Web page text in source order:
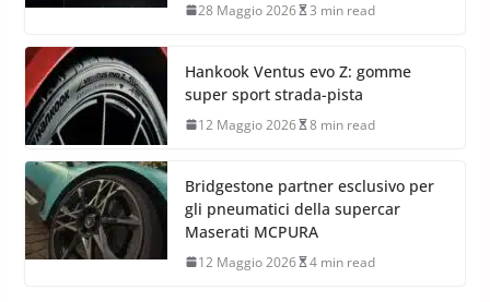
28 Maggio 2026 3 min read
Hankook Ventus evo Z: gomme
super sport strada-pista
12 Maggio 2026 8 min read
Bridgestone partner esclusivo per
gli pneumatici della supercar
Maserati MCPURA
12 Maggio 2026 4 min read